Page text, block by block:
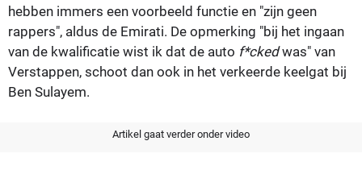
hebben immers een voorbeeld functie en "zijn geen
rappers", aldus de Emirati. De opmerking "bij het ingaan
van de kwalificatie wist ik dat de auto f*ckedwas" van
Verstappen, schoot dan ook in het verkeerde keelgat bij
Ben Sulayem.
Artikel gaat verder onder video